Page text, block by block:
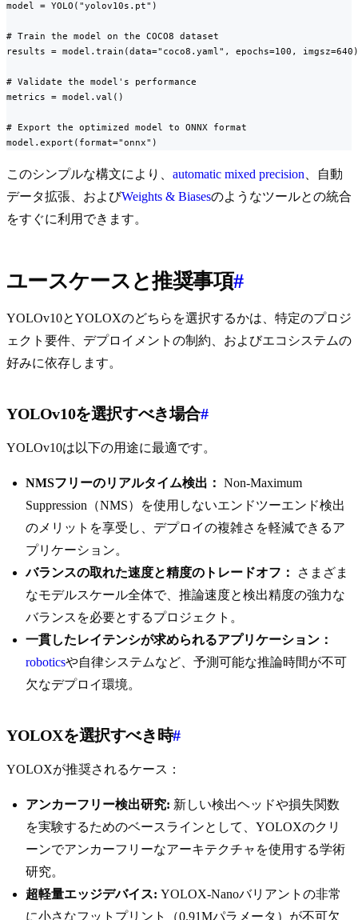
model = YOLO("yolov10s.pt")
# Train the model on the COCO8 dataset
results = model.train(data="coco8.yaml", epochs=100, imgsz=640)
# Validate the model's performance
metrics = model.val()
# Export the optimized model to ONNX format
model.export(format="onnx")
このシンプルな構文により、 automatic mixed precision 、自動
データ拡張、およびWeights & Biasesのようなツールとの統合
をすぐに利用できます。
ユースケースと推奨事項#
YOLOv10とYOLOXのどちらを選択するかは、特定のプロジ
ェクト要件、デプロイメントの制約、およびエコシステムの
好みに依存します。
YOLOv10を選択すべき場合#
YOLOv10は以下の用途に最適です。
NMSフリーのリアルタイム検出： Non-Maximum
Suppression（NMS）を使用しないエンドツーエンド検出
のメリットを享受し、デプロイの複雑さを軽減できるア
プリケーション。
バランスの取れた速度と精度のトレードオフ：
さまざま
なモデルスケール全体で、推論速度と検出精度の強力な
バランスを必要とするプロジェクト。
一貫したレイテンシが求められるアプリケーション：
roboticsや自律システムなど、予測可能な推論時間が不可
欠なデプロイ環境。
YOLOXを選択すべき時#
YOLOXが推奨されるケース：
アンカーフリー検出研究: 新しい検出ヘッドや損失関数
を実験するためのベースラインとして、YOLOXのクリ
ーンでアンカーフリーなアーキテクチャを使用する学術
研究。
超軽量エッジデバイス: YOLOX-Nanoバリアントの非常
に小さなフットプリント（0.91Mパラメータ）が不可欠